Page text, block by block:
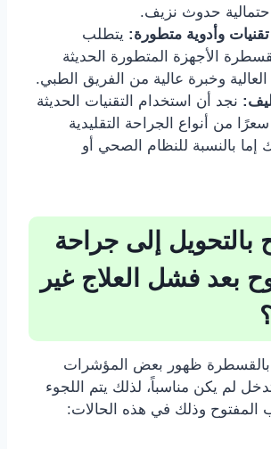
احتمالية حدوث نزيف.
تقنيات وأدوية متطورة: يتطلب
الأجهزة المتطورة الحديثة
العالية وخبرة عالية من الفريق الطبي.
نجد أن استخدام التقنيات الحديثة
من أنواع الجراحة التقليدية
إما بالنسبة للنظام الصحي أو
بالتحويل إلى جراحة
بعد فشل العلاج غير
بالقسطرة ظهور بعض المؤشرات
لم يكن مناسباً، لذلك يتم اللجوء
المفتوح وذلك في هذه الحالات: